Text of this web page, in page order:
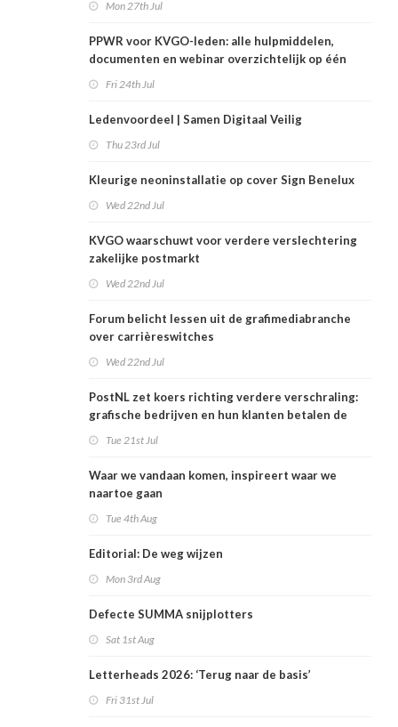
Mon 27th Jul
PPWR voor KVGO-leden: alle hulpmiddelen,
documenten en webinar overzichtelijk op één
Fri 24th Jul
Ledenvoordeel | Samen Digitaal Veilig
Thu 23rd Jul
Kleurige neoninstallatie op cover Sign Benelux
Wed 22nd Jul
KVGO waarschuwt voor verdere verslechtering
zakelijke postmarkt
Wed 22nd Jul
Forum belicht lessen uit de grafimediabranche
over carrièreswitches
Wed 22nd Jul
PostNL zet koers richting verdere verschraling:
grafische bedrijven en hun klanten betalen de
Tue 21st Jul
Waar we vandaan komen, inspireert waar we
naartoe gaan
Tue 4th Aug
Editorial: De weg wijzen
Mon 3rd Aug
Defecte SUMMA snijplotters
Sat 1st Aug
Letterheads 2026: ‘Terug naar de basis’
Fri 31st Jul